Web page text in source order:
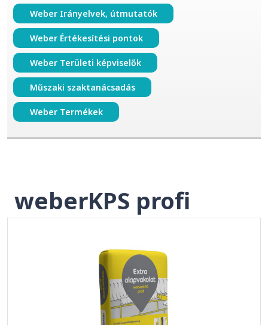
Weber Irányelvek, útmutatók
Weber Értékesítési pontok
Weber Területi képviselők
Műszaki szaktanácsadás
Weber Termékek
weberKPS profi